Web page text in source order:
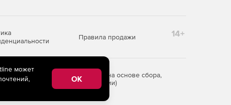
Правила продажи 14+
предоставления информации на основе сбора,
Российской Федерации)
может
OK